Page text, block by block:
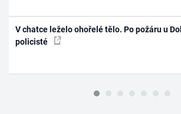
V chatce leželo ohořelé tělo. Po požáru u
policisté